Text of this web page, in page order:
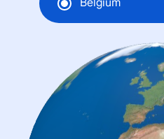
Belgium